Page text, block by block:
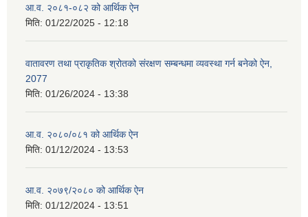
आ.व. २०८१-०८२ को आर्थिक ऐन
मिति: 01/22/2025 - 12:18
वातावरण तथा प्राकृतिक श्रोतको संरक्षण सम्बन्धमा व्यवस्था गर्न बनेको ऐन,
2077
मिति: 01/26/2024 - 13:38
आ.व. २०८०/०८१ को आर्थिक ऐन
मिति: 01/12/2024 - 13:53
आ.व. २०७९/२०८० को आर्थिक ऐन
मिति: 01/12/2024 - 13:51